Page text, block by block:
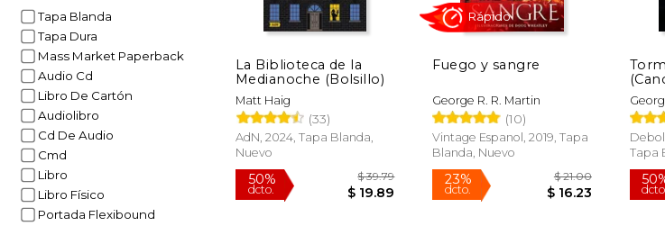
Tapa Blanda
Tapa Dura
Mass Market Paperback
Audio Cd
Libro De Cartón
Audiolibro
Cd De Audio
Cmd
Libro
Libro Físico
Portada Flexibound
La Biblioteca de la
Medianoche (Bolsillo)
Matt Haig
(33)
AdN, 2024, Tapa Blanda,
Nuevo
Fuego y sangre
George R. R. Martin
(10)
Vintage Espanol, 2019, Tapa
Blanda, Nuevo
Rápido
Tapa